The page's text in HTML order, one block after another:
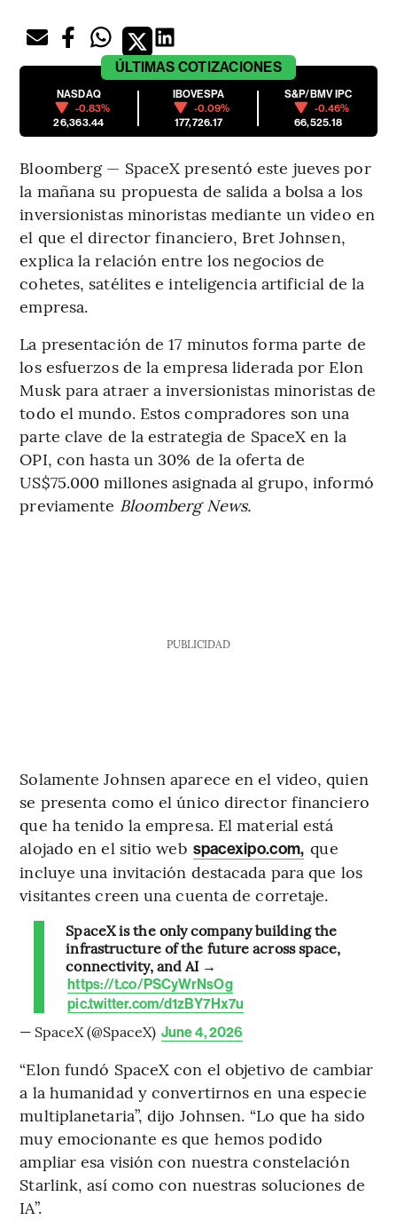
ÚLTIMAS COTIZACIONES
NASDAQ
-0.83%
26,363.44
IBOVESPA
-0.09%
177,726.17
S&P/BMV IPC
-0.46%
66,525.18
Bloomberg — SpaceX presentó este jueves por
la mañana su propuesta de salida a bolsa a los
inversionistas minoristas mediante un video en
el que el director financiero, Bret Johnsen,
explica la relación entre los negocios de
cohetes, satélites e inteligencia artificial de la
empresa.
La presentación de 17 minutos forma parte de
los esfuerzos de la empresa liderada por Elon
Musk para atraer a inversionistas minoristas de
todo el mundo. Estos compradores son una
parte clave de la estrategia de SpaceX en la
OPI, con hasta un 30% de la oferta de
US$75.000 millones asignada al grupo, informó
previamente Bloomberg News.
PUBLICIDAD
Solamente Johnsen aparece en el video, quien
se presenta como el único director financiero
que ha tenido la empresa. El material está
alojado en el sitio web spacexipo.com, que
incluye una invitación destacada para que los
visitantes creen una cuenta de corretaje.
SpaceX is the only company building the
infrastructure of the future across space,
connectivity, and AI →
https://t.co/PSCyWrNsOg
pic.twitter.com/d1zBY7Hx7u
— SpaceX (@SpaceX) June 4, 2026
“Elon fundó SpaceX con el objetivo de cambiar
a la humanidad y convertirnos en una especie
multiplanetaria”, dijo Johnsen. “Lo que ha sido
muy emocionante es que hemos podido
ampliar esa visión con nuestra constelación
Starlink, así como con nuestras soluciones de
IA”.